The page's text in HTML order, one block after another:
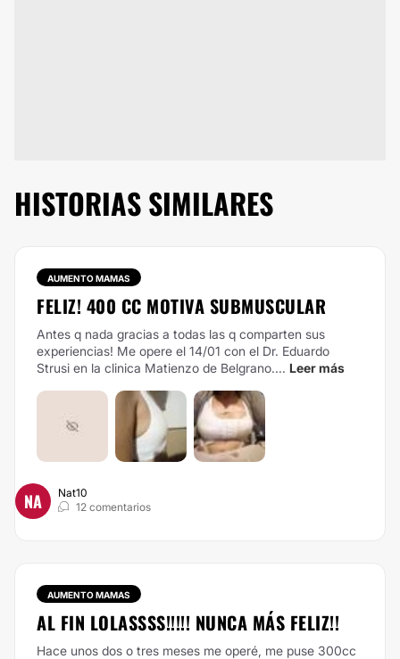
HISTORIAS SIMILARES
AUMENTO MAMAS
FELIZ! 400 CC MOTIVA SUBMUSCULAR
Antes q nada gracias a todas las q comparten sus
experiencias! Me opere el 14/01 con el Dr. Eduardo
Strusi en la clinica Matienzo de Belgrano.... Leer más
NA
Nat10
12 comentarios
AUMENTO MAMAS
AL FIN LOLASSSS!!!!! NUNCA MÁS FELIZ!!
Hace unos dos o tres meses me operé, me puse 300cc